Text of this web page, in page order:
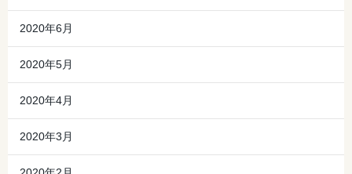
2020年6月
2020年5月
2020年4月
2020年3月